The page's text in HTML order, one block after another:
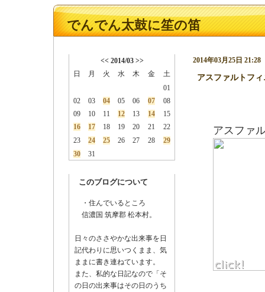
でんでん太鼓に笙の笛
<< 2014/03 >>
日
月 火 水 木 金
土
01
02
03 04 05 06 07
08
09
10 11 12 13 14
15
16
17 18 19 20 21
22
23
24 25 26 27 28
29
30
31
このブログについて
・住んでいるところ
信濃国 筑摩郡 松本村。
日々のささやかな出来事を日
記代わりに思いつくまま、気
ままに書き連ねています。
また、私的な日記なので「そ
の日の出来事はその日のうち
アスファルトフ
2014年03月25日 21:28
アスファ